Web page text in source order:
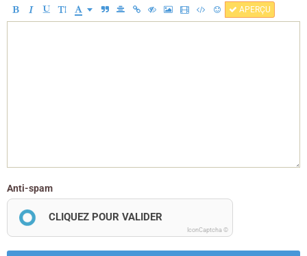
APERÇU
Anti-spam
CLIQUEZ POUR VALIDER
IconCaptcha ©